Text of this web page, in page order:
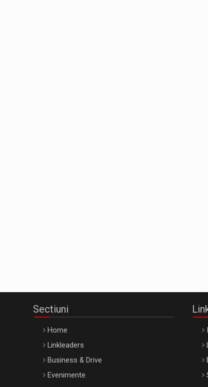
Sectiuni
Home
Linkleaders
Business & Drive
Evenimente